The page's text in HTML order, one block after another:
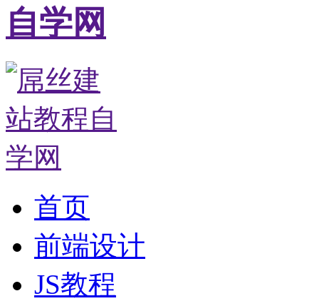
首页
前端设计
JS教程